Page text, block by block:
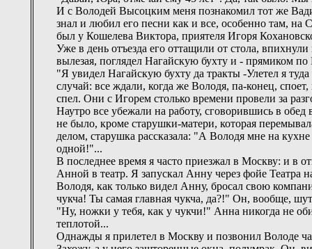
И с Володей Высоцким меня познакомил тот же
знал и любил его песни как и все, особенно там,
был у Кошелева Виктора, приятеля Игоря
Уже в день отъезда его оттащили от стола,
вылезая, поглядел Нагайскую бухту и - прямиком
"Я увидел Нагайскую бухту да тракты -Улетел я
случай: все ждали, когда же Володя, па-конец,
спел. Они с Игорем столько времени провели за
Наутро все убежали на работу, сговорившись в
не было, кроме старушки-матери, которая
делом, старушка рассказала: "А Володя мне на
одной!"...
В последнее время я часто приезжал в Москву: и в
Анной в театр. Я запускал Анну через фойе Театра
Володя, как только видел Анну, бросал свою
чукча! Ты самая главная чукча, да?!" Он, вообще,
"Ну, ножки у тебя, как у чукчи!" Анна никогда не
теплотой...
Однажды я прилетел в Москву и позвонил Володе